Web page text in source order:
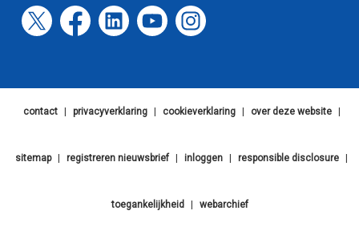
contact privacyverklaring cookieverklaring over deze website
sitemap registreren nieuwsbrief inloggen responsible disclosure
toegankelijkheid webarchief